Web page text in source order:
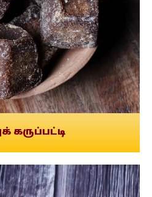
கருப்பட்டி